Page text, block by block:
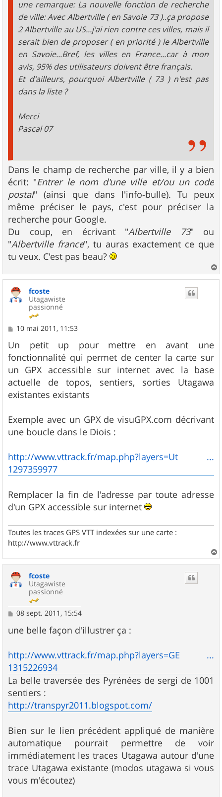
une remarque: La nouvelle fonction de recherche
de ville: Avec Albertville ( en Savoie 73 )..ça propose
2 Albertville au US...j'ai rien contre ces villes, mais il
serait bien de proposer ( en priorité ) le Albertville
en Savoie...Bref, les villes en France...car à mon
avis, 95% des utilisateurs doivent être français.
Et d'ailleurs, pourquoi Albertville ( 73 ) n'est pas
dans la liste ?
Merci
Pascal 07
Dans le champ de recherche par ville, il y a bien
écrit: "Entrer le nom d'une ville et/ou un code
postal" (ainsi que dans l'info-bulle). Tu peux
même préciser le pays, c'est pour préciser la
recherche pour Google.
Du coup, en écrivant "Albertville 73" ou
"Albertville france", tu auras exactement ce que
tu veux. C'est pas beau?
a
fcoste
Utagawiste
passionné
M
s
s
a
g
e
10 mai 2011, 11:53
Un petit up pour mettre en avant une
fonctionnalité qui permet de center la carte sur
un GPX accessible sur internet avec la base
actuelle de topos, sentiers, sorties Utagawa
existantes existants
Exemple avec un GPX de visuGPX.com décrivant
une boucle dans le Diois :
http://www.vttrack.fr/map.php?layers=Ut ...
1297359977
Remplacer la fin de l'adresse par toute adresse
d'un GPX accessible sur internet
Toutes les traces GPS VTT indexées sur une carte :
http://www.vttrack.fr
a
fcoste
Utagawiste
passionné
M
s
s
g
e
08 sept. 2011, 15:54
une belle façon d'illustrer ça :
http://www.vttrack.fr/map.php?layers=GE ...
1315226934
La belle traversée des Pyrénées de sergi de 1001
sentiers :
http://transpyr2011.blogspot.com/
Bien sur le lien précédent appliqué de manière
automatique pourrait permettre de voir
immédiatement les traces Utagawa autour d'une
trace Utagawa existante (modos utagawa si vous
vous m'écoutez)